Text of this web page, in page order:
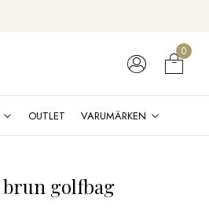
0
OUTLET VARUMÄRKEN
golfbag